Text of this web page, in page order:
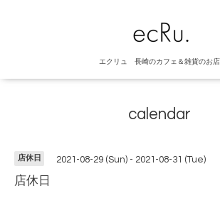
エクリュ 長崎のカフェ＆雑貨のお店
calendar
店休日 2021-08-29 (Sun) - 2021-08-31 (Tue)
店休日